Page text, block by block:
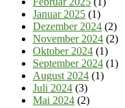
Januar 2025 (1)
Dezember 2024 (2)
November 2024 (2)
Oktober 2024 (1)
September 2024 (1)
August 2024 (1)
Juli 2024 (3)
Mai 2024 (2)